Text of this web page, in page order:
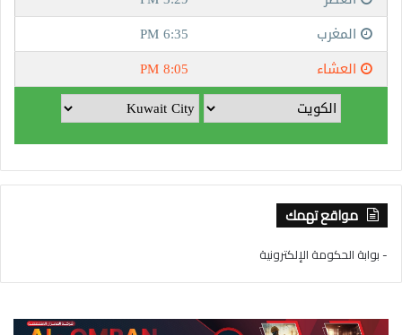
مواقع تهمك
- بوابة الحكومة الإلكترونية